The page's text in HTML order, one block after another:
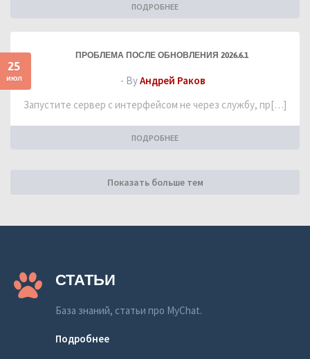
ПОДРОБНЕЕ
25
июл
ПРОБЛЕМА ПОСЛЕ ОБНОВЛЕНИЯ 2026.6.1
- ByАндрей Раков
Запустите сервер с интерфейсом не через службу, пр[…]
ПОДРОБНЕЕ
Показать больше тем
СТАТЬИ
База знаний, статьи про MyChat.
Подробнее